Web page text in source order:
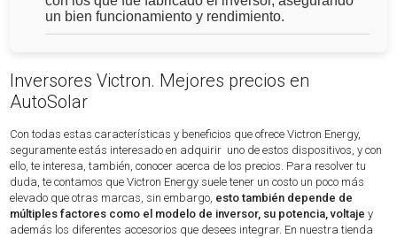
un bien funcionamiento y rendimiento.
Inversores Victron. Mejores precios en
AutoSolar
Con todas estas características y beneficios que ofrece Victron Energy,
seguramente estás interesado en adquirir uno de estos dispositivos, y con
ello, te interesa, también, conocer acerca de los precios. Para resolver tu
duda, te contamos que Victron Energy suele tener un costo un poco más
elevado que otras marcas, sin embargo, esto también depende de
múltiples factores como el modelo de inversor, su potencia, voltaje y
además los diferentes accesorios que desees integrar. En nuestra tienda